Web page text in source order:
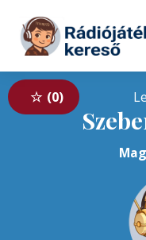
Tovább a tartalomhoz
0